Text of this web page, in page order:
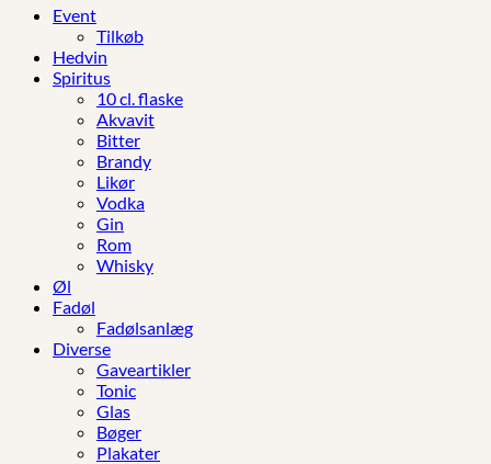
Event
Tilkøb
Hedvin
Spiritus
10 cl. flaske
Akvavit
Bitter
Brandy
Likør
Vodka
Gin
Rom
Whisky
Øl
Fadøl
Fadølsanlæg
Diverse
Gaveartikler
Tonic
Glas
Bøger
Plakater